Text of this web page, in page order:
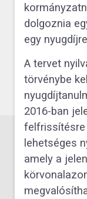
dolgoznia
egy
A tervet
törvénybe
2016-ban
felfrissítésre
lehetséges
amely a